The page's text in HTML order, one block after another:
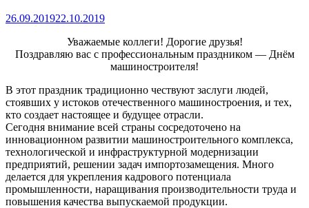
26.09.201922.10.2019
Уважаемые коллеги! Дорогие друзья!
Поздравляю вас с профессиональным праздником — Днём
машиностроителя!
В этот праздник традиционно чествуют заслуги людей,
стоявших у истоков отечественного машиностроения, и тех,
кто создает настоящее и будущее отрасли.
Сегодня внимание всей страны сосредоточено на
инновационном развитии машиностроительного комплекса,
технологической и инфраструктурной модернизации
предприятий, решении задач импортозамещения. Много
делается для укрепления кадрового потенциала
промышленности, наращивания производительности труда и
повышения качества выпускаемой продукции.